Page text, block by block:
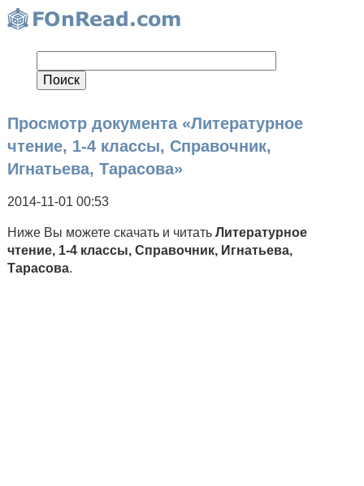
Просмотр документа «Литературное
чтение, 1-4 классы, Справочник,
Игнатьева, Тарасова»
2014-11-01 00:53
Ниже Вы можете скачать и читать Литературное
чтение, 1-4 классы, Справочник, Игнатьева,
Тарасова.